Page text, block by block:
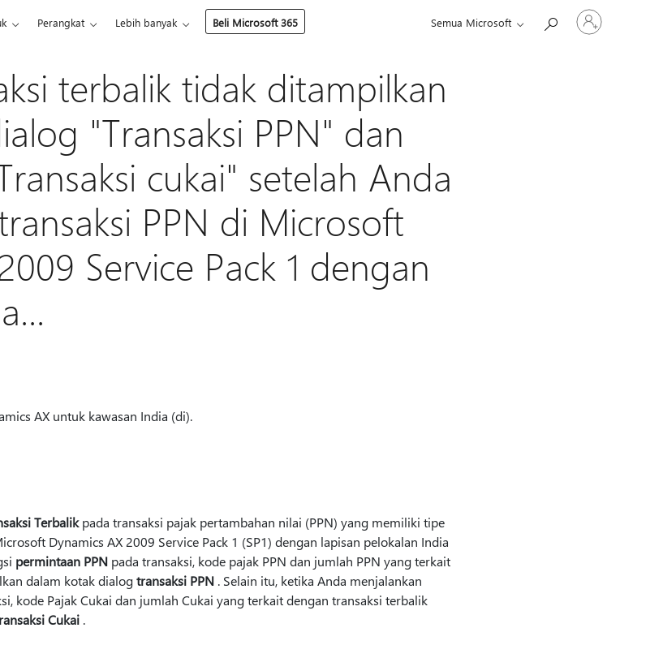
Perangkat Lebih banyak Beli Microsoft 365 Semua Microsoft
Masuk
ke
akun
terbalik tidak ditampilkan
"Transaksi PPN" dan
cukai" setelah Anda
PPN di Microsoft
Service Pack 1 dengan
AX untuk kawasan India (di).
Terbalikpada transaksi pajak pertambahan nilai (PPN) yang memiliki tipe
Dynamics AX 2009 Service Pack 1 (SP1) dengan lapisan pelokalan India
permintaan PPNpada transaksi, kode pajak PPN dan jumlah PPN yang terkait
dalam kotak dialogtransaksi PPN. Selain itu, ketika Anda menjalankan
kode Pajak Cukai dan jumlah Cukai yang terkait dengan transaksi terbalik
Cukai.